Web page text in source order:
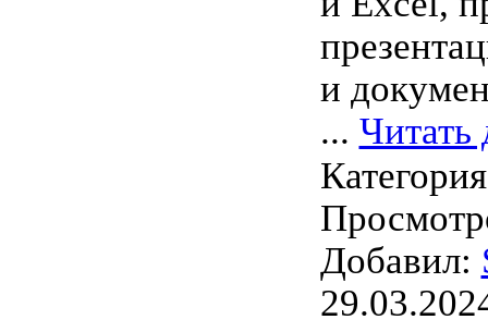
и
... Читать
Добавил: